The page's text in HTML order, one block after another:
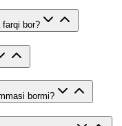
bor?
bormi?